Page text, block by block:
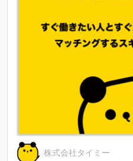
株式会社タイミー